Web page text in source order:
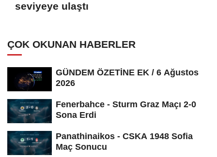
seviyeye ulaştı
ÇOK OKUNAN HABERLER
GÜNDEM ÖZETİNE EK / 6 Ağustos
2026
Fenerbahce - Sturm Graz Maçı 2-0
Sona Erdi
Panathinaikos - CSKA 1948 Sofia
Maç Sonucu